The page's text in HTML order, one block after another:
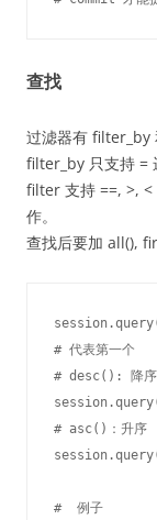
查找
过滤器有 filter_by
filter_by 只支持 =
filter 支持 ==, >,
作。
查找后要加 all(),
# 代表第一个
# desc(): 降序
# asc()：升序
#  例子